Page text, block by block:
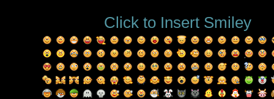
Click to Insert Smiley